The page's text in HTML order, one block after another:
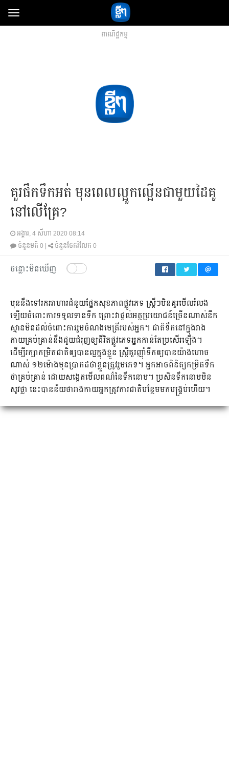
Toggle
navigation
ពាណិជ្ជកម្ម
គួរ​ផឹក​ទឹក​អត់ មុន​ពេល​ល្អូកល្អើន​ជាមួយ​ដៃគូ​
នៅ​លើ​គ្រែ?
អង្គារ, 4 សីហា 2020 08:14
ចំនួនមតិ 0 ចំនួនចែករំលែក 0
ចន្លោះមិនឃើញ
មុន​នឹង​ទៅ​រក​អាហារ​ជំនួយ​ផ្នែក​សុខភាព​ផ្លូវ​ភេទ ស្ត្រីៗ​មិន​គួរ​​មើល​រំលង​
ឡើយ​ចំពោះ​ការ​ទទួល​ទាន​ទឹក ព្រោះ​វា​ផ្ដល់​អត្ថប្រយោជន៍​ច្រើន​ណាស់​នឹក​
ស្មាន​មិន​ដល់​ចំពោះ​ការ​រួម​ចំណង​មេត្រី​របស់​អ្នក។ ជាតិ​ទឹក​នៅ​ក្នុង​រាង
កាយ​គ្រប់គ្រាន់​នឹង​ជួយ​ជំរុញ​ឲ្យ​ជីវិត​ផ្លូវ​ភេទ​អ្នក​កាន់​តែ​ប្រសើរ​ឡើង។
ដើម្បី​រក្សា​កម្រិត​ជាតិ​ឲ្យ​បាន​ល្អក្នុង​ខ្លួន ​​ស្ត្រី​គួរ​​ញ៉ាំ​ទឹក​ឲ្យ​បាន​យ៉ាង​ហោច​
ណាស់ ១២​ម៉ោង​មុន​ប្រាកដ​ថា​ខ្លួន​ត្រូវ​រួម​ភេទ។ អ្នក​អាច​ពិនិត្យ​​កម្រិត​ទឹក​
ថា​គ្រប់គ្រាន់ ដោយ​សង្កេត​មើល​ពណ៌​នៃ​ទឹក​នោម។ ប្រសិន​​ទឹក​នោម​មិន​
សូវ​ថ្លា នេះ​បាន​ន័យ​ថា​រាង​កាយ​អ្នក​ត្រូវការ​ជាតិ​បន្ថែម​មក​បង្គ្រប់​ហើយ។